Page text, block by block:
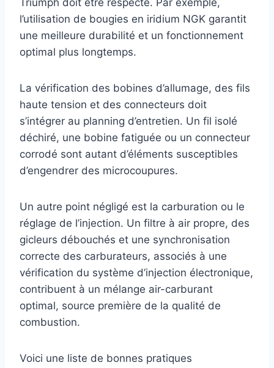
Triumph doit être respecté. Par exemple,
l’utilisation de bougies en iridium NGK garantit
une meilleure durabilité et un fonctionnement
optimal plus longtemps.
La vérification des bobines d’allumage, des fils
haute tension et des connecteurs doit
s’intégrer au planning d’entretien. Un fil isolé
déchiré, une bobine fatiguée ou un connecteur
corrodé sont autant d’éléments susceptibles
d’engendrer des microcoupures.
Un autre point négligé est la carburation ou le
réglage de l’injection. Un filtre à air propre, des
gicleurs débouchés et une synchronisation
correcte des carburateurs, associés à une
vérification du système d’injection électronique,
contribuent à un mélange air-carburant
optimal, source première de la qualité de
combustion.
Voici une liste de bonnes pratiques